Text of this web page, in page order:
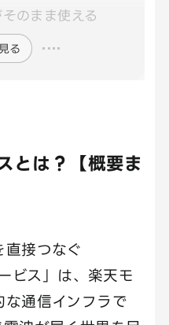
のまま使える
る
とは？【概要ま
直接つなぐ
ビス」は、楽天モ
な通信インフラで